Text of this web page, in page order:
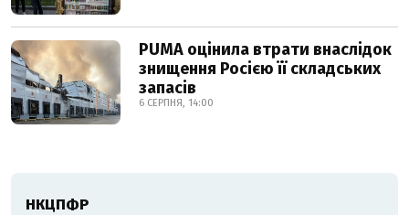
PUMA оцінила втрати внаслідок
знищення Росією її складських
запасів
6 СЕРПНЯ, 14:00
НКЦПФР